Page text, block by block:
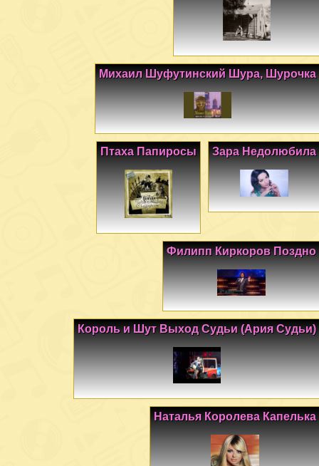
Михаил Шуфутинский Шура, Шурочка
Зара Недолюбила
Птаха Папиросы
Филипп Киркоров Поздно
Король и Шут Выход Судьи (Ария Судьи)
Наталья Королева Капелька